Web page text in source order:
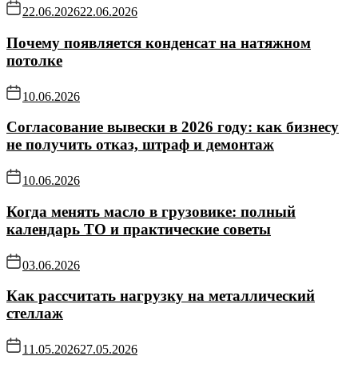
22.06.202622.06.2026
Почему появляется конденсат на натяжном
потолке
10.06.2026
Согласование вывески в 2026 году: как бизнесу
не получить отказ, штраф и демонтаж
10.06.2026
Когда менять масло в грузовике: полный
календарь ТО и практические советы
03.06.2026
Как рассчитать нагрузку на металлический
стеллаж
11.05.202627.05.2026